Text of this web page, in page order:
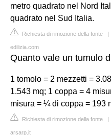
metro quadrato nel Nord
quadrato nel Sud Italia.
Richiesta di rimozione della fonte |
edilizia.com
Quanto vale un tumulo
1 tomolo = 2 mezzetti =
1.543 mq; 1 coppa = 4
misura = ¼ di coppa = 193
Richiesta di rimozione della fonte |
arsarp.it